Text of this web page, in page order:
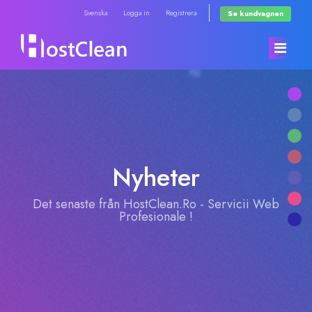
Svenska Logga in Registrera Se kundvagnen
RadioHosting WHMSonic
Nyheter & MeddelandenNyheter
Det senaste från HostClean.Ro - Servicii Web
Profesionale !